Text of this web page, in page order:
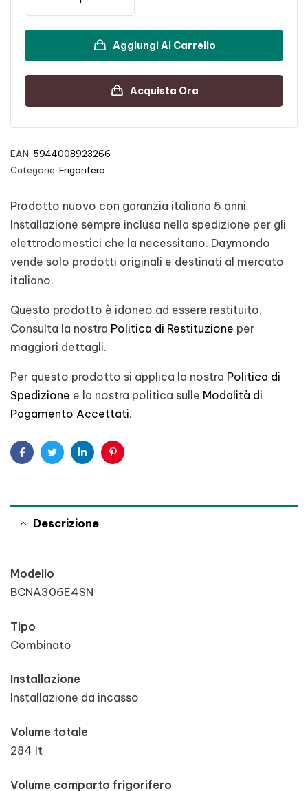
Aggiungi Al Carrello
Acquista Ora
EAN: 5944008923266
Categorie: Frigorifero
Prodotto nuovo con garanzia italiana 5 anni.
Installazione sempre inclusa nella spedizione per gli
elettrodomestici che la necessitano. Daymondo
vende solo prodotti originali e destinati al mercato
italiano.
Questo prodotto è idoneo ad essere restituito.
Consulta la nostra Politica di Restituzione per
maggiori dettagli.
Per questo prodotto si applica la nostra Politica di
Spedizione e la nostra politica sulle Modalità di
Pagamento Accettati.
FacebookTwitterLinkedinPinterest
Descrizione
Modello
BCNA306E4SN
Tipo
Combinato
Installazione
Installazione da incasso
Volume totale
284 lt
Volume comparto frigorifero